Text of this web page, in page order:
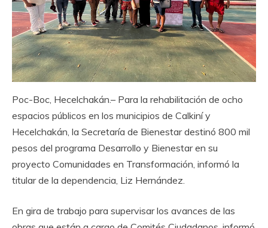
Poc-Boc, Hecelchakán.– Para la rehabilitación de ocho
espacios públicos en los municipios de Calkiní y
Hecelchakán, la Secretaría de Bienestar destinó 800 mil
pesos del programa Desarrollo y Bienestar en su
proyecto Comunidades en Transformación, informó la
titular de la dependencia, Liz Hernández.
En gira de trabajo para supervisar los avances de las